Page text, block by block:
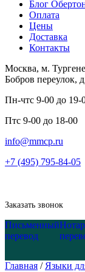
Блог
Оплата
Цены
Доставка
Контакты
Москва, м.
Бобров переулок,
Пн-чтс 9-00 до 19-
Птс 9-00 до 18-00
info@mmcp.ru
+7 (495) 795-84-05
Заказать звонок
Письменный
перевод
Главная / Языки